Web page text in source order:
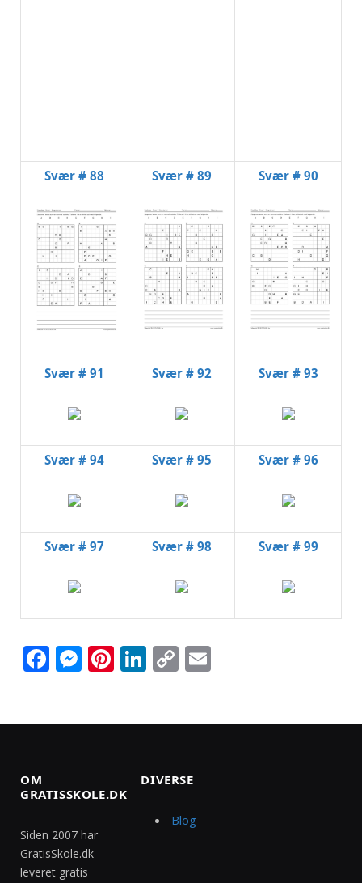
Svær # 88 Svær # 89 Svær # 90
Svær # 91 Svær # 92 Svær # 93
Svær # 94 Svær # 95 Svær # 96
Svær # 97 Svær # 98 Svær # 99
Facebook
Messenger
Pinterest
LinkedIn
Copy
OM
GRATISSKOLE.DK
Siden 2007 har
GratisSkole.dk
leveret gratis
DIVERSE
Blog